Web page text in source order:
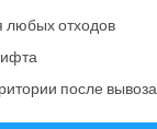
любых отходов
после вывоза